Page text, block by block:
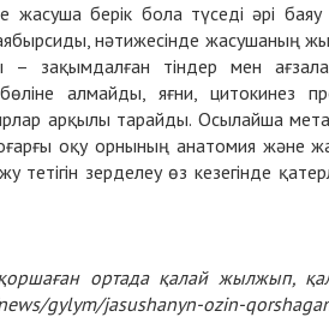
жасуша берік бола түседі әрі
нәтижесінде жасушаның
– зақымдалған тіндер мен
алмайды, яғни, цитокинез
арқылы тарайды. Осылайша
оқу орнының анатомия және
зерделеу өз кезегінде
ортада қалай жылжып,
gylym/jasushanyn-ozin-